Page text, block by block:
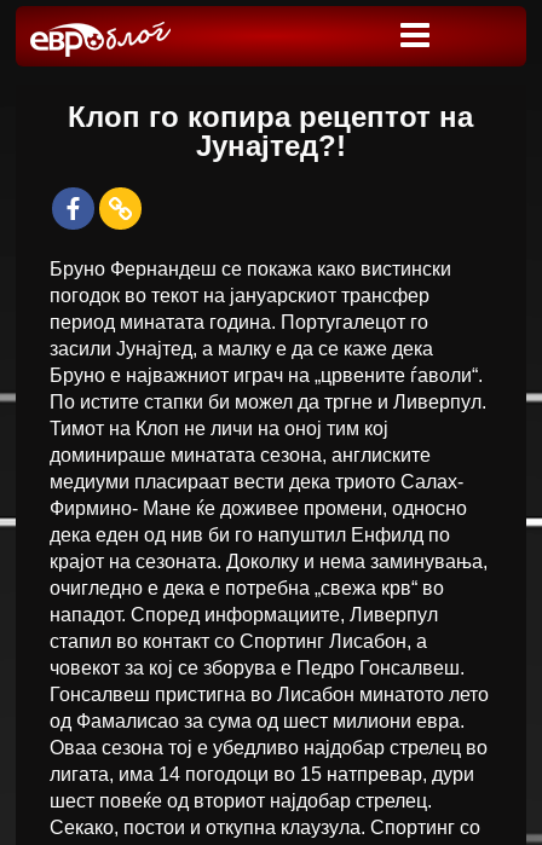
Клоп го копира рецептот на
Јунајтед?!
Бруно Фернандеш се покажа како вистински
погодок во текот на јануарскиот трансфер
период минатата година. Португалецот го
засили Јунајтед, а малку е да се каже дека
Бруно е најважниот играч на „црвените ѓаволи“.
По истите стапки би можел да тргне и Ливерпул.
Тимот на Клоп не личи на оној тим кој
доминираше минатата сезона, англиските
медиуми пласираат вести дека триото Салах-
Фирмино- Мане ќе доживее промени, односно
дека еден од нив би го напуштил Енфилд по
крајот на сезоната. Доколку и нема заминувања,
очигледно е дека е потребна „свежа крв“ во
нападот. Според информациите, Ливерпул
стапил во контакт со Спортинг Лисабон, а
човекот за кој се зборува е Педро Гонсалвеш.
Гонсалвеш пристигна во Лисабон минатото лето
од Фамалисао за сума од шест милиони евра.
Оваа сезона тој е убедливо најдобар стрелец во
лигата, има 14 погодоци во 15 натпревар, дури
шест повеќе од вториот најдобар стрелец.
Секако, постои и откупна клаузула. Спортинг со